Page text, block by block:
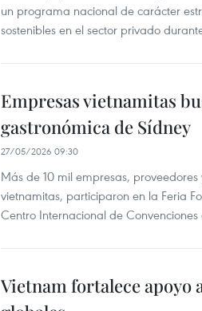
un programa nacional de carácter
sostenibles en el sector privado
Empresas vietnamitas
gastronómica de Sídney
27/05/2026 09:30
Más de 10 mil empresas,
vietnamitas, participaron en la Feria
Centro Internacional de Convenciones
Vietnam fortalece apoyo